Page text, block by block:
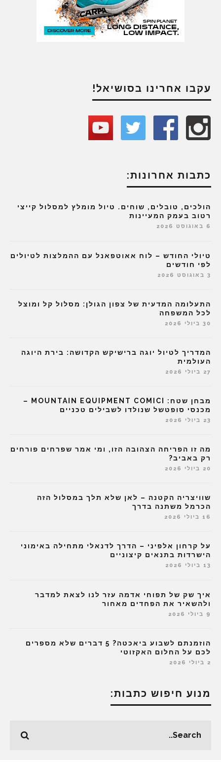
עקבו אחרינו בסושיאל!
כתבות אחרונות:
הולכים, טובלים, שוחים. טיול מומלץ למסלול קייצי
רטוב בעמק המעיינות
6 באוגוסט 2026
טיולי החודש – לוח אאוטפאנל עם ההמלצות לטיולים
לפי חודשים
3 באוגוסט 2026
התעלומה המדעית של צפון הגולן: מסלול קל ומוצל
לכל המשפחה
30 ביולי 2026
המדריך לטיול יוגה ברישיקש הקדושה: בירת היוגה
העולמית
27 ביולי 2026
מבחן שטח: MOUNTAIN EQUIPMENT COMICI –
מכנסי סופטשל שנולדו לשבילים טכניים
23 ביולי 2026
מה זו הפריחה הצהובה הזו, ומי אמר שפרחים פורחים
רק באביב?
20 ביולי 2026
שוויצריה הקטנה – לאן שלא תלך במסלול הזה
הכרמל משתנה בדרך
16 ביולי 2026
על קרחון אלפיני – הדרך לדנאלי מתחילה באימוני
הישרדות בתנאים קיצוניים
13 ביולי 2026
איך שק של תפוחי אדמה עזר לנו לצאת למדבר
ולהשאיר את הפחדים מאחור
9 ביולי 2026
הוזמנתם לשבוע ביאכטה? 5 דברים שלא מספרים
לכם על החלום האקזוטי
2 ביולי 2026
מנוע חיפוש כתבות: